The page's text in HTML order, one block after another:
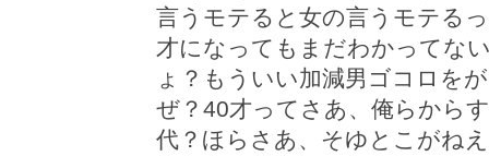
言うモテると女の言うモテる
才になってもまだわかってな
ょ？もういい加減男ゴコロを
ぜ？40才ってさあ、俺らから
代？ほらさあ、そゆとこがね